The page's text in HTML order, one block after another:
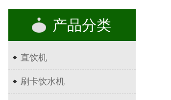
产品分类
直饮机
刷卡饮水机